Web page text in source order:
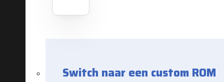
Switch naar een custom ROM